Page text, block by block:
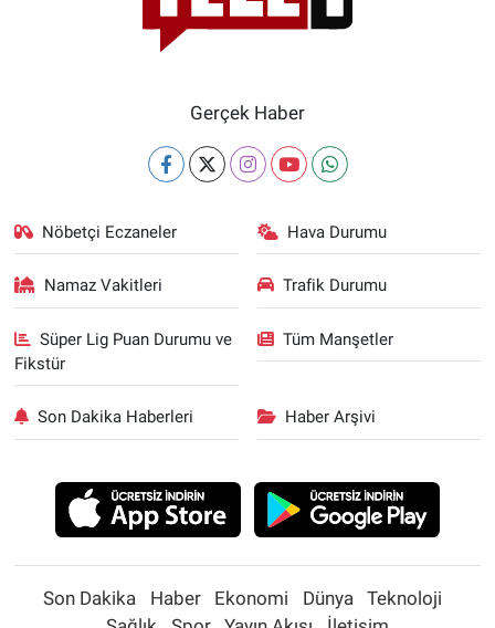
Gerçek Haber
Nöbetçi Eczaneler Hava Durumu
Namaz Vakitleri Trafik Durumu
Süper Lig Puan Durumu ve
Fikstür
Tüm Manşetler
Son Dakika Haberleri Haber Arşivi
Son Dakika Haber Ekonomi Dünya
Teknoloji